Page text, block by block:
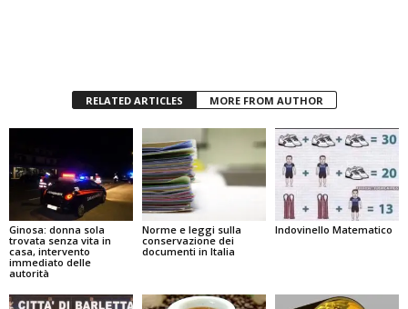
RELATED ARTICLES MORE FROM AUTHOR
Ginosa: donna sola
trovata senza vita in
casa, intervento
immediato delle
autorità
Norme e leggi sulla
conservazione dei
documenti in Italia
Indovinello Matematico